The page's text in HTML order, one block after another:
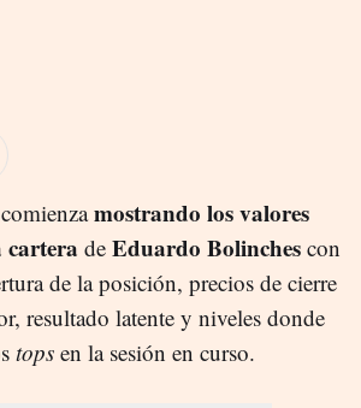
mostrando los valores
cartera de Eduardo Bolinches con
de la posición, precios de cierre
resultado latente y niveles donde
tops en la sesión en curso.